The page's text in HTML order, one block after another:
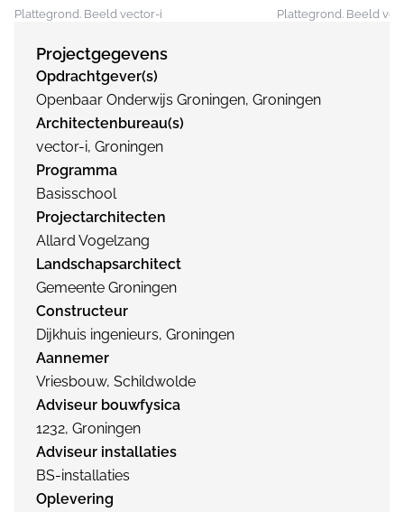
Plattegrond. Beeld vector-i Plattegrond. Beeld
Projectgegevens
Opdrachtgever(s)
Openbaar Onderwijs Groningen, Groningen
Architectenbureau(s)
vector-i, Groningen
Programma
Basisschool
Projectarchitecten
Allard Vogelzang
Landschapsarchitect
Gemeente Groningen
Constructeur
Dijkhuis ingenieurs, Groningen
Aannemer
Vriesbouw, Schildwolde
Adviseur bouwfysica
1232, Groningen
Adviseur installaties
BS-installaties
Oplevering